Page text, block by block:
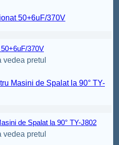
370V
pretul
de Spalat la 90° TY-J802
pretul